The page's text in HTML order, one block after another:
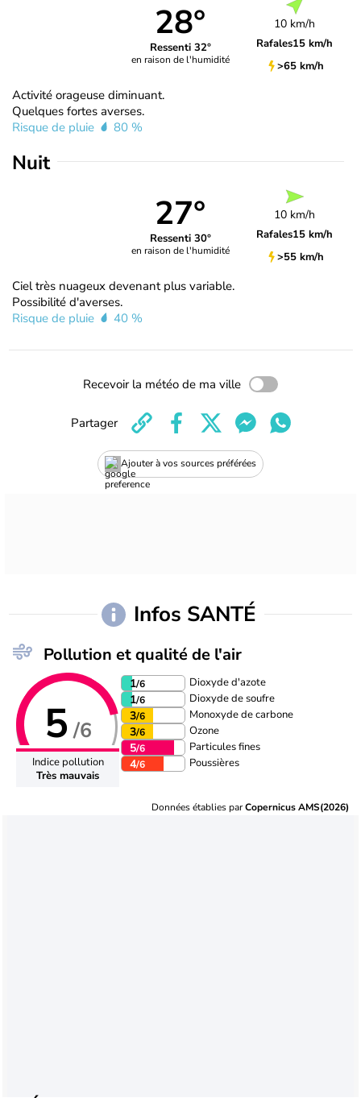
28°
Ressenti 32°
en raison de l'humidité
10 km/h
Rafales15 km/h
>65 km/h
Activité orageuse diminuant.
Quelques fortes averses.
Risque de pluie
80 %
Nuit
27°
Ressenti 30°
en raison de l'humidité
10 km/h
Rafales15 km/h
>55 km/h
Ciel très nuageux devenant plus variable.
Possibilité d'averses.
Risque de pluie
40 %
Recevoir la météo de ma ville
Ajouter à vos sources préférées
Partager
Infos SANTÉ
Pollution et qualité de l'air
5 /6
Indice pollution
Très mauvais
1/6 Dioxyde d'azote
1/6 Dioxyde de soufre
3/6 Monoxyde de carbone
3/6 Ozone
5/6 Particules fines
4/6 Poussières
Données établies parCopernicus AMS(2026)